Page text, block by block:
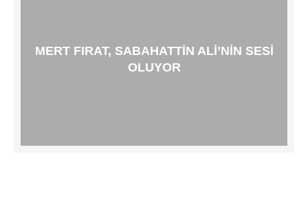
MERT FIRAT, SABAHATTIN ALI’NIN SESI
OLUYOR